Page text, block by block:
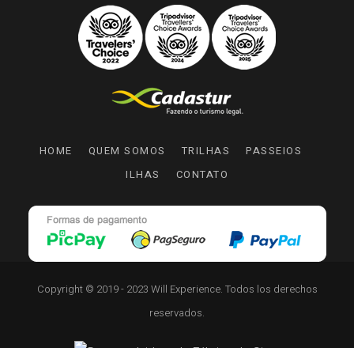
HOME QUEM SOMOS TRILHAS
PASSEIOS
ILHAS
CONTATO
Copyright © 2019 - 2023 Will Experience. Todos los derechos
reservados.